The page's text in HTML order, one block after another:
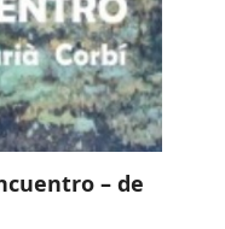
– de